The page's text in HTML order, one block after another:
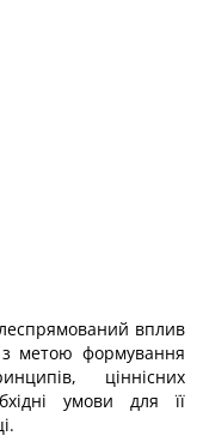
вплив
з метою формування
ціннісних
умови для її